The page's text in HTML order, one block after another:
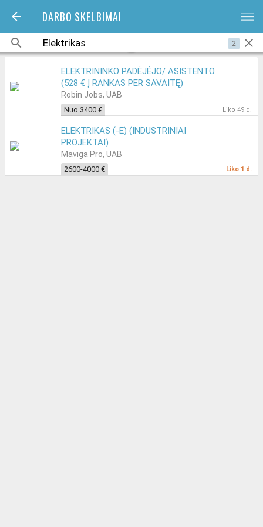
DARBO SKELBIMAI bars
2
ELEKTRININKO PADĖJĖJO/ ASISTENTO
(528 € Į RANKAS PER SAVAITĘ)
Robin Jobs, UAB
Nuo 3400 € Liko 49 d.
ELEKTRIKAS (-Ė) (INDUSTRINIAI
PROJEKTAI)
Maviga Pro, UAB
2600-4000 € Liko 1 d.